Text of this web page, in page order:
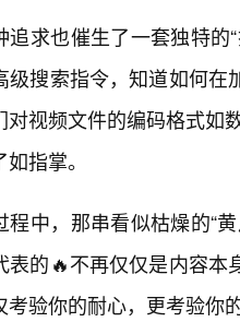
追求也催生了一套独特的
级搜索指令，知道如何
对视频文件的编码格式如
指掌。
程中，那串看似枯燥的“
表的🔥不再仅仅是内容
考验你的耐心，更考验你